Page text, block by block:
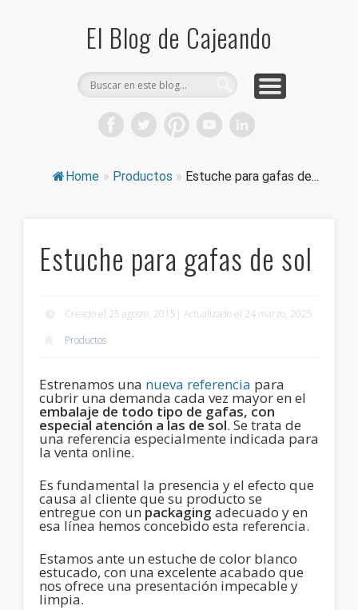
El Blog de Cajeando
Home » Productos » Estuche para gafas de...
Estuche para gafas de sol
Creado el 25 agosto, 2015| Actualizado el 24 marzo, 2025
Productos
Estrenamos una nueva referencia para
cubrir una demanda cada vez mayor en el
embalaje de todo tipo de gafas, con
especial atención a las de sol. Se trata de
una referencia especialmente indicada para
la venta online.
Es fundamental la presencia y el efecto que
causa al cliente que su producto se
entregue con un packaging adecuado y en
esa línea hemos concebido esta referencia.
Estamos ante un estuche de color blanco
estucado, con una excelente acabado que
nos ofrece una presentación impecable y
limpia.